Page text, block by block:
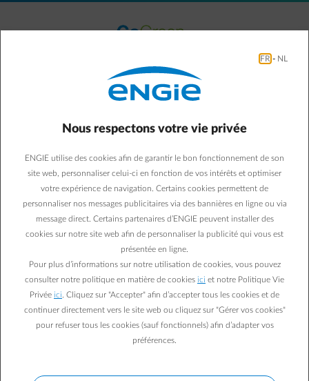
Le parc éolien de Eeklo
FR - NL
Nous respectons votre vie privée
ENGIE utilise des cookies afin de garantir le bon fonctionnement de son
site web, personnaliser celui-ci en fonction de vos intérêts et optimiser
votre expérience de navigation. Certains cookies permettent de
personnaliser nos messages publicitaires via des bannières en ligne ou via
message direct. Certains partenaires d’ENGIE peuvent installer des
cookies sur notre site web afin de personnaliser la publicité qui vous est
présentée en ligne.
Pour plus d’informations sur notre utilisation de cookies, vous pouvez
consulter notre politique en matière de cookies ici et notre Politique Vie
Privée ici . Cliquez sur "Accepter" afin d’accepter tous les cookies et de
continuer directement vers le site web ou cliquez sur "Gérer vos cookies"
pour refuser tous les cookies (sauf fonctionnels) afin d’adapter vos
préférences.